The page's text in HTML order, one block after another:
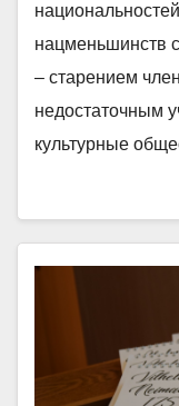
нацменьшинств
– старением
недостаточным
культурные